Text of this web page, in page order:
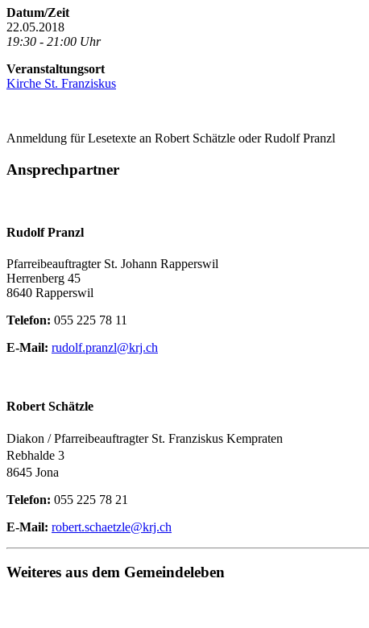
Datum/Zeit
22.05.2018
19:30 - 21:00 Uhr
Veranstaltungsort
Kirche St. Franziskus
Anmeldung für Lesetexte an Robert Schätzle oder Rudolf Pranzl
Ansprechpartner
Rudolf Pranzl
Pfarreibeauftragter St. Johann Rapperswil
Herrenberg 45
8640 Rapperswil
Telefon: 055 225 78 11
E-Mail: rudolf.pranzl@krj.ch
Robert Schätzle
Diakon / Pfarreibeauftragter St. Franziskus Kempraten
Rebhalde 3
8645 Jona
Telefon: 055 225 78 21
E-Mail: robert.schaetzle@krj.ch
Weiteres aus dem Gemeindeleben